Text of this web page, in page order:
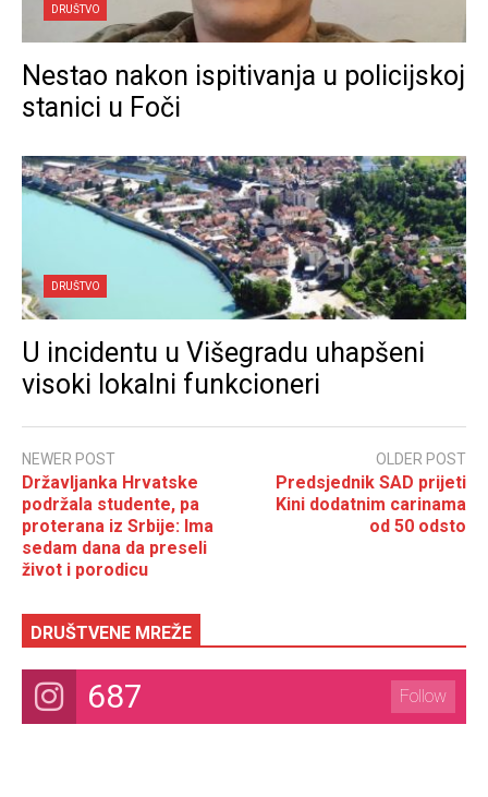
DRUŠTVO
Nestao nakon ispitivanja u policijskoj
stanici u Foči
DRUŠTVO
U incidentu u Višegradu uhapšeni
visoki lokalni funkcioneri
NEWER POST
Državljanka Hrvatske
podržala studente, pa
proterana iz Srbije: Ima
sedam dana da preseli
život i porodicu
OLDER POST
Predsjednik SAD prijeti
Kini dodatnim carinama
od 50 odsto
DRUŠTVENE MREŽE
687 Follow